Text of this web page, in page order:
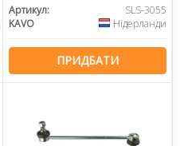
Артикул:
SLS-3055
KAVO
Нідерланди
ПРИДБАТИ